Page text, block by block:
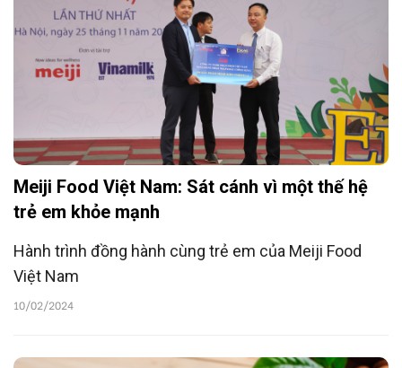
Meiji Food Việt Nam: Sát cánh vì một thế hệ
trẻ em khỏe mạnh
Hành trình đồng hành cùng trẻ em của Meiji Food
Việt Nam
10/02/2024